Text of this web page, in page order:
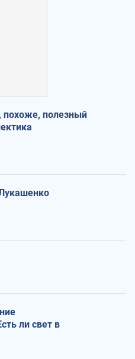
похоже, полезный
ли свет в